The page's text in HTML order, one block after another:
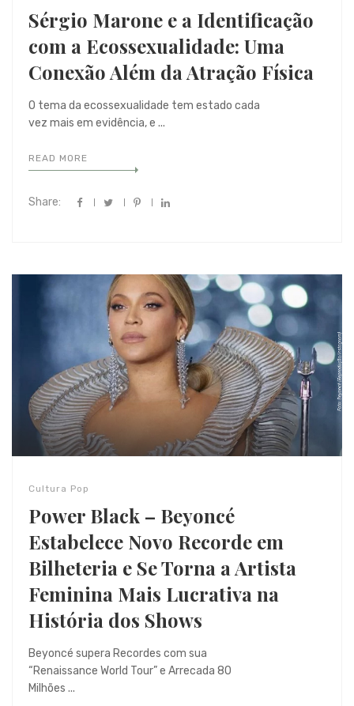
Sérgio Marone e a Identificação
com a Ecossexualidade: Uma
Conexão Além da Atração Física
O tema da ecossexualidade tem estado cada
vez mais em evidência, e ...
READ MORE
Share:
Cultura Pop
Power Black – Beyoncé
Estabelece Novo Recorde em
Bilheteria e Se Torna a Artista
Feminina Mais Lucrativa na
História dos Shows
Beyoncé supera Recordes com sua
“Renaissance World Tour” e Arrecada 80
Milhões ...